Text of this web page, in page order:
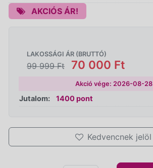
AKCIÓS ÁR!
LAKOSSÁGI ÁR (BRUTTÓ)
99 999 Ft 70 000 Ft
Akció vége: 2026-08-28
Jutalom: 1400 pont
Kedvencnek jelöl